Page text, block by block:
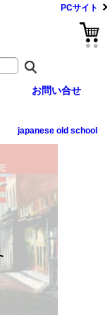
PCサイト
お問い合せ
japanese old school